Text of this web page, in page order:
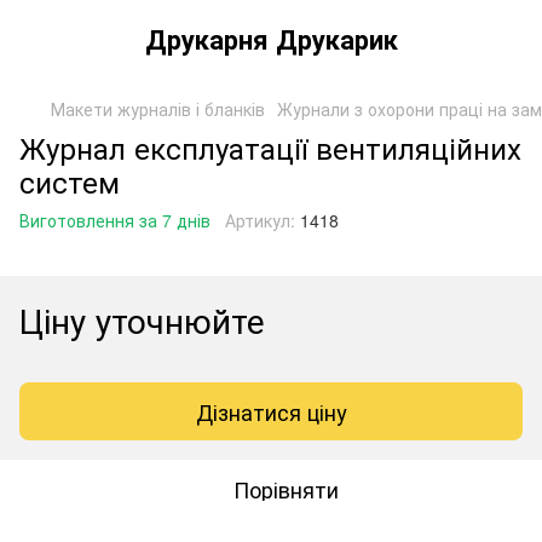
Друкарня Друкарик
Макети журналів і бланків Журнали з охорони праці на
Журнал експлуатації вентиляційних
систем
Виготовлення за 7 днів Артикул: 1418
Ціну уточнюйте
Дізнатися ціну
Порівняти